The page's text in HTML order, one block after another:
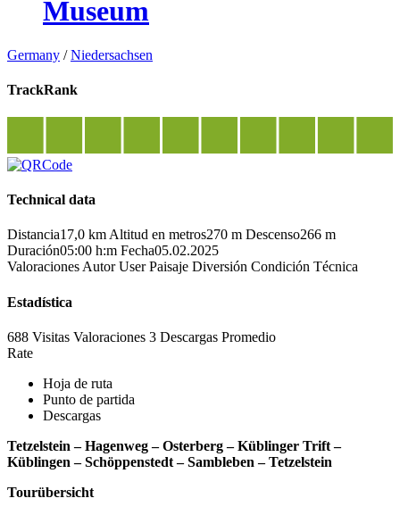
Museum
Germany /Niedersachsen
TrackRank
Technical data
Distancia17,0 km Altitud en metros270 m Descenso266 m
Duración05:00 h:m Fecha05.02.2025
Valoraciones Autor User Paisaje Diversión Condición Técnica
Estadística
688 Visitas Valoraciones 3 Descargas Promedio
Rate
Hoja de ruta
Punto de partida
Descargas
Tetzelstein – Hagenweg – Osterberg – Küblinger Trift –
Küblingen – Schöppenstedt – Sambleben – Tetzelstein
Tourübersicht